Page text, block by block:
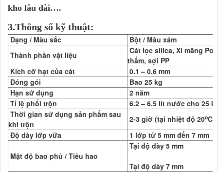
kho lâu dài….
3.Thông số kỹ thuật:
Dạng / Màu sắc
Bột / Màu xám
Thành phần vật liệu
Cát lọc silica, Xi măng
thấm, sợi PP
Kích cỡ hạt của cát
0.1 – 0.6 mm
Đóng gói
Bao 25 kg
Hạn sử dụng
2 năm
Tỉ lệ phối trộn
6.2 – 6.5 lít nước cho 25
Thời gian sử dụng sản phẩm sau
khi trộn
2-3 giờ (tại nhiệt độ 20oC)
Độ dày lớp vữa
1 lớp từ 5 mm đến 7 mm
Mật độ bao phủ / Tiêu hao
Tại độ dày 5
Tại độ dày 7